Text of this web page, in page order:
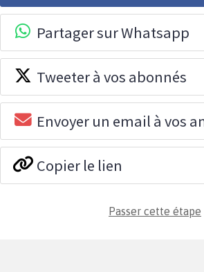
Partager sur Whatsapp
Tweeter à vos abonnés
Envoyer un email à vos
Copier le lien
Passer cette étape